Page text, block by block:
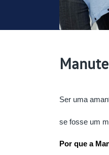
Ser uma
se fosse um
Por que a